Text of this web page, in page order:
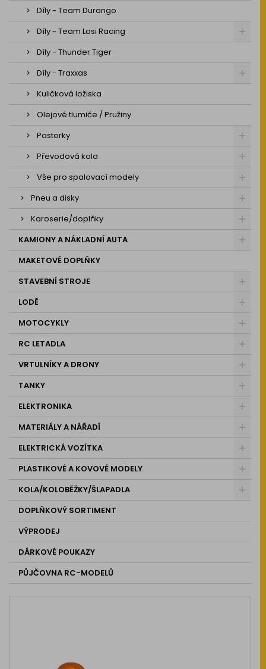
Díly - Team Durango
Díly - Team Losi Racing
Díly - Thunder Tiger
Díly - Traxxas
Kuličková ložiska
Olejové tlumiče / Pružiny
Pastorky
Převodová kola
Vše pro spalovací modely
Pneu a disky
Karoserie/doplňky
KAMIONY A NÁKLADNÍ AUTA
MAKETOVÉ DOPLŇKY
STAVEBNÍ STROJE
LODĚ
MOTOCYKLY
RC LETADLA
VRTULNÍKY A DRONY
TANKY
ELEKTRONIKA
MATERIÁLY A NÁŘADÍ
ELEKTRICKÁ VOZÍTKA
PLASTIKOVÉ A KOVOVÉ MODELY
KOLA/KOLOBĚŽKY/ŠLAPADLA
DOPLŇKOVÝ SORTIMENT
VÝPRODEJ
DÁRKOVÉ POUKAZY
PŮJČOVNA RC-MODELŮ